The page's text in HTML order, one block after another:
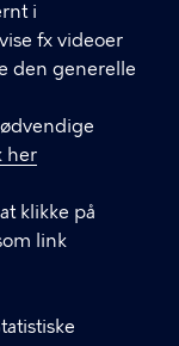
i
fx videoer
den generelle
her
klikke på
link